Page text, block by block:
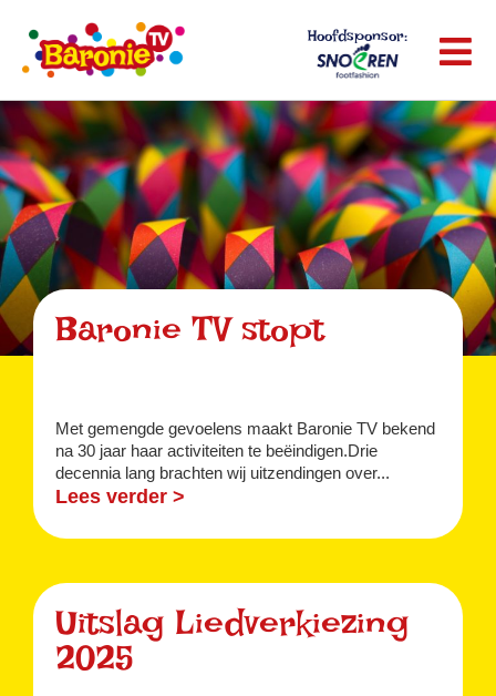
Hoofdsponsor:
Baronie TV stopt
Met gemengde gevoelens maakt Baronie TV bekend
na 30 jaar haar activiteiten te beëindigen.Drie
decennia lang brachten wij uitzendingen over...
Lees verder >
Uitslag Liedverkiezing
2025